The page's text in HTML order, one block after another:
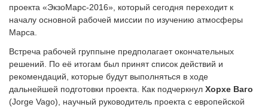
проекта «ЭкзоМарс-2016», который сегодня переходит к
началу основной рабочей миссии по изучению атмосферы
Марса.
Встреча рабочей группыне предполагает окончательных
решений. По её итогам был принят список действий и
рекомендаций, которые будут выполняться в ходе
дальнейшей подготовки проекта. Как подчеркнул Хорхе Ваго
(Jorge Vago), научный руководитель проекта с европейской